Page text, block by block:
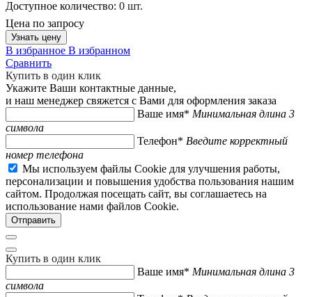
Доступное количество: 0 шт.
Цена по запросу
Узнать цену
В избранное В избранном
Сравнить
Купить в один клик
Укажите Ваши контактные данные,
и наш менеджер свяжется с Вами для оформления заказа
Ваше имя* Минимальная длина 3
символа
Телефон* Введите корректный
номер телефона
Мы используем файлы Cookie для улучшения работы,
персонализации и повышения удобства пользования нашим
сайтом. Продолжая посещать сайт, вы соглашаетесь на
использование нами файлов Cookie.
Купить в один клик
Ваше имя* Минимальная длина 3
символа